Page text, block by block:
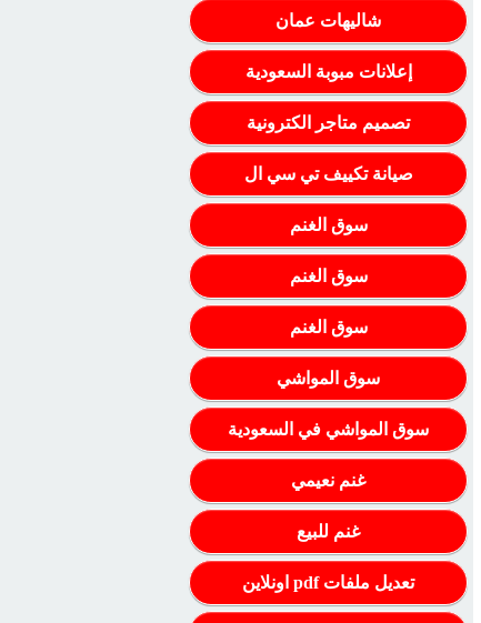
شاليهات عمان
إعلانات مبوبة السعودية
تصميم متاجر الكترونية
صيانة تكييف تي سي ال
سوق الغنم
سوق الغنم
سوق الغنم
سوق المواشي
سوق المواشي في السعودية
غنم نعيمي
غنم للبيع
تعديل ملفات pdf اونلاين